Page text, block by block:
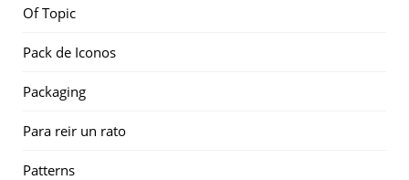
Of Topic
Pack de Iconos
Packaging
Para reir un rato
Patterns